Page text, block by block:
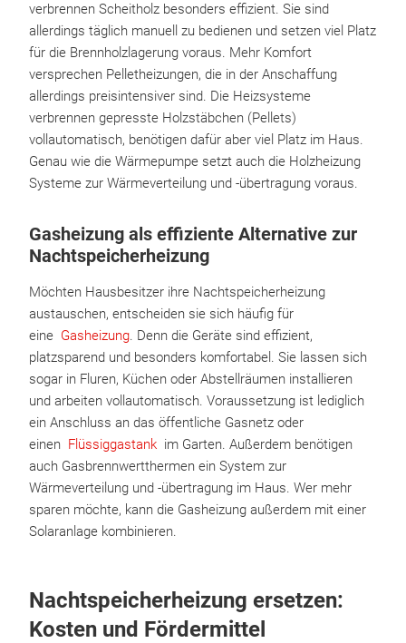
verbrennen Scheitholz besonders effizient. Sie sind
allerdings täglich manuell zu bedienen und setzen viel Platz
für die Brennholzlagerung voraus. Mehr Komfort
versprechen Pelletheizungen, die in der Anschaffung
allerdings preisintensiver sind. Die Heizsysteme
verbrennen gepresste Holzstäbchen (Pellets)
vollautomatisch, benötigen dafür aber viel Platz im Haus.
Genau wie die Wärmepumpe setzt auch die Holzheizung
Systeme zur Wärmeverteilung und -übertragung voraus.
Gasheizung als effiziente Alternative zur
Nachtspeicherheizung
Möchten Hausbesitzer ihre Nachtspeicherheizung
austauschen, entscheiden sie sich häufig für
eine Gasheizung. Denn die Geräte sind effizient,
platzsparend und besonders komfortabel. Sie lassen sich
sogar in Fluren, Küchen oder Abstellräumen installieren
und arbeiten vollautomatisch. Voraussetzung ist lediglich
ein Anschluss an das öffentliche Gasnetz oder
einen Flüssiggastank im Garten. Außerdem benötigen
auch Gasbrennwertthermen ein System zur
Wärmeverteilung und -übertragung im Haus. Wer mehr
sparen möchte, kann die Gasheizung außerdem mit einer
Solaranlage kombinieren.
Nachtspeicherheizung ersetzen:
Kosten und Fördermittel